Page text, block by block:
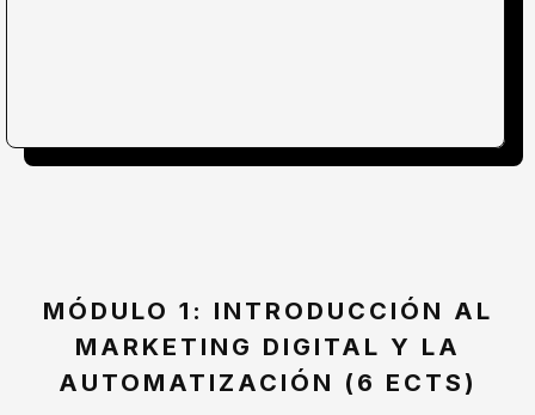
MÓDULO 1: INTRODUCCIÓN AL
MARKETING DIGITAL Y LA
AUTOMATIZACIÓN (6 ECTS)